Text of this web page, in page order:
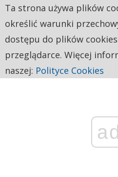
Ta strona używa plików
określić warunki
dostępu do plików
przeglądarce. Więcej
naszej: Polityce Cookies